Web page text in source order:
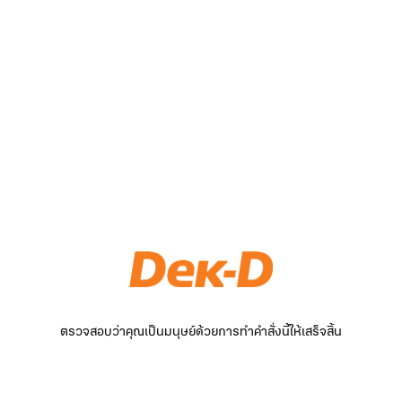
ตรวจสอบว่าคุณเป็นมนุษย์ด้วยการทำคำสั่งนี้ให้เสร็จสิ้น